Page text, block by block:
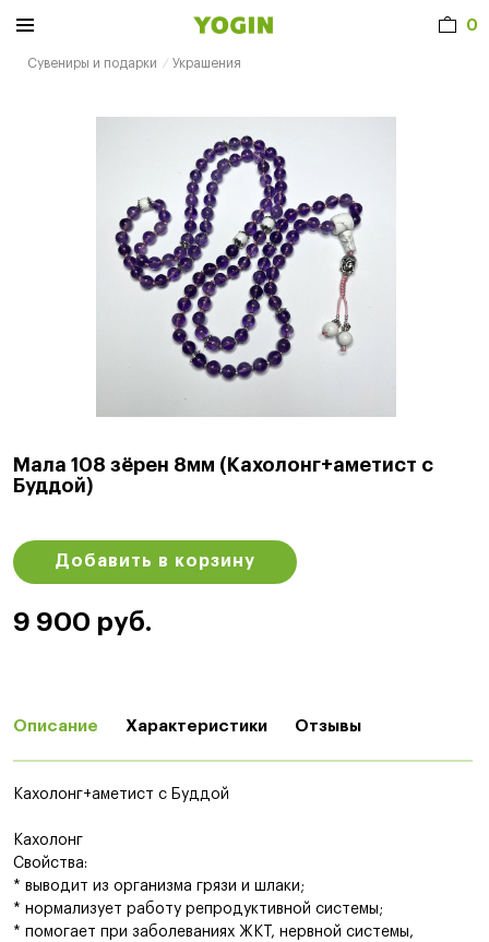
0
Сувениры и подарки Украшения
Мала 108 зёрен 8мм (Кахолонг+аметист с
Буддой)
Добавить в корзину
9 900 руб.
Описание Характеристики Отзывы
Кахолонг+аметист с Буддой
Кахолонг
Свойства:
* выводит из opгaнизмa гpязи и шлaки;
* нормализует работу репродуктивной системы;
* помогает при заболеваниях ЖКТ, нервной системы,